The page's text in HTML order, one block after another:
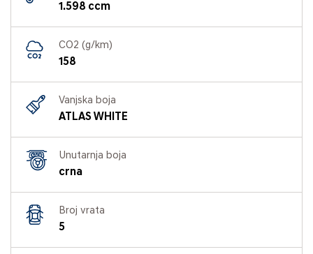
1.598 ccm
CO2 (g/km)
158
Vanjska boja
ATLAS WHITE
Unutarnja boja
crna
Broj vrata
5